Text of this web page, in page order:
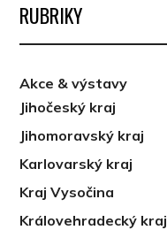
RUBRIKY
Akce & výstavy
Jihočeský kraj
Jihomoravský kraj
Karlovarský kraj
Kraj Vysočina
Královehradecký kraj